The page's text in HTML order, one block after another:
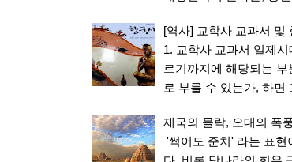
[역사] 교학사 교과서 및
1. 교학사 교과서 일제
르기까지에 해당되는
로 부를 수 있는가, 하
제국의 몰락, 오대의 폭
'썩어도 준치' 라는 표현